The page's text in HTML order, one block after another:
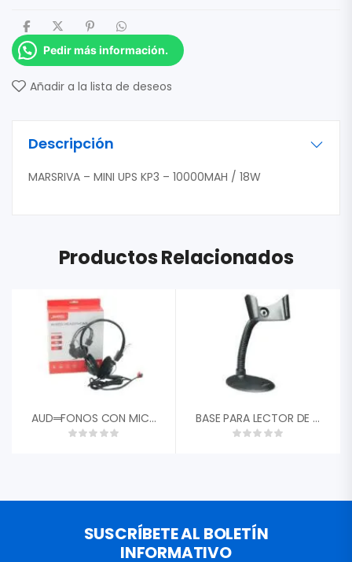
Pedir más información.
Añadir a la lista de deseos
Descripción
MARSRIVA – MINI UPS KP3 – 10000MAH / 18W
Productos Relacionados
AUD═FONOS CON MICRËFONO PARA PC JEDEL JD-808 BASE PARA LECTOR DE CODIGO DE BARRA
SUSCRÍBETE AL BOLETÍN
INFORMATIVO